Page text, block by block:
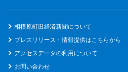
相模原町田経済新聞について
プレスリリース・情報提供はこちらから
アクセスデータの利用について
お問い合わせ